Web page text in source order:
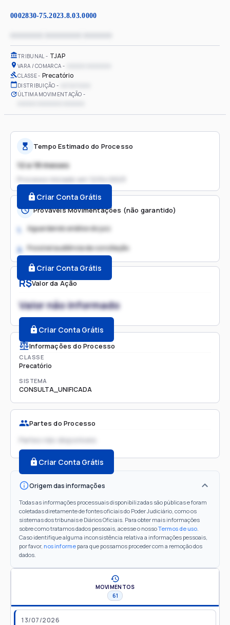
0002830-75.2023.8.03.0000
TRIBUNAL TJAP
VARA / COMARCA
CLASSE Precatório
DISTRIBUIÇÃO
ÚLTIMA MOVIMENTAÇÃO
R$Valor da Ação
Valor não informado
Criar Conta Grátis
Informações do Processo
CLASSE
Precatório
SISTEMA
CONSULTA_UNIFICADA
Partes do Processo
Partes não disponíveis
Criar Conta Grátis
Origem das informações
Todas as informações processuais disponibilizadas são públicas e foram
coletadas diretamente de fontes oficiais do Poder Judiciário, como os
sistemas dos tribunais e Diários Oficiais. Para obter mais informações
sobre como tratamos dados pessoais, acesse o nossoTermos de uso.
Caso identifique alguma inconsistência relativa a informações pessoais,
por favor, nos informe para que possamos proceder com a remoção dos
dados.
Tempo Estimado do Processo
12 a 18 meses
Processo iniciado em
Criar Conta Grátis
Prováveis Movimentações (não garantido)
1. Aguardando análise do juiz
2. Possível audiência de conciliação
Criar Conta Grátis
MOVIMENTOS
61
13/07/2026